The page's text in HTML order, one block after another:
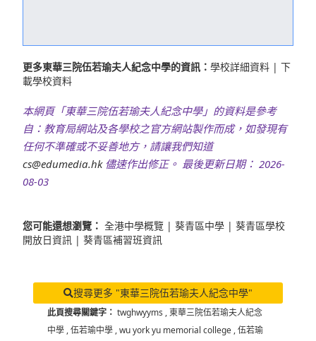
更多東華三院伍若瑜夫人紀念中學的資訊： 學校詳細資料 | 下
載學校資料
本網頁「東華三院伍若瑜夫人紀念中學」的資料是參考
自：教育局網站及各學校之官方網站製作而成，如發現有
任何不準確或不妥善地方，請讓我們知道
cs@edumedia.hk儘速作出修正。 最後更新日期： 2026-
08-03
您可能還想瀏覽： 全港中學概覽 | 葵青區中學 | 葵青區學校
開放日資訊 | 葵青區補習班資訊
搜尋更多 "東華三院伍若瑜夫人紀念中學"
此頁搜尋關鍵字： twghwyyms ,東華三院伍若瑜夫人紀念
中學 ,伍若瑜中學 ,wu york yu memorial college ,伍若瑜